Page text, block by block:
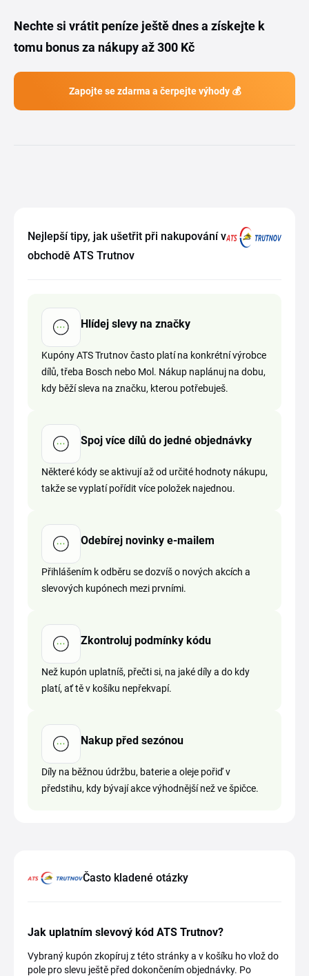
Nechte si vrátit peníze ještě dnes a získejte k
tomu bonus za nákupy až 300 Kč
Zapojte se zdarma a čerpejte výhody 💰
Nejlepší tipy, jak ušetřit při nakupování v
obchodě ATS Trutnov
Hlídej slevy na značky
Kupóny ATS Trutnov často platí na konkrétní výrobce
dílů, třeba Bosch nebo Mol. Nákup naplánuj na dobu,
kdy běží sleva na značku, kterou potřebuješ.
Spoj více dílů do jedné objednávky
Některé kódy se aktivují až od určité hodnoty nákupu,
takže se vyplatí pořídit více položek najednou.
Odebírej novinky e-mailem
Přihlášením k odběru se dozvíš o nových akcích a
slevových kupónech mezi prvními.
Zkontroluj podmínky kódu
Než kupón uplatníš, přečti si, na jaké díly a do kdy
platí, ať tě v košíku nepřekvapí.
Nakup před sezónou
Díly na běžnou údržbu, baterie a oleje pořiď v
předstihu, kdy bývají akce výhodnější než ve špičce.
Často kladené otázky
Jak uplatním slevový kód ATS Trutnov?
Vybraný kupón zkopíruj z této stránky a v košíku ho vlož do
pole pro slevu ještě před dokončením objednávky. Po